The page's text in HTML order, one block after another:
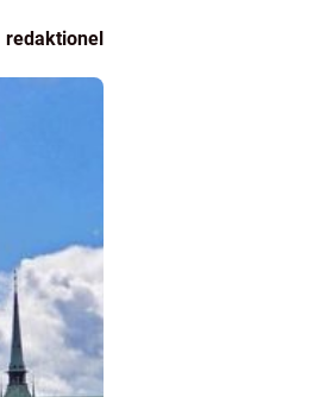
redaktionel